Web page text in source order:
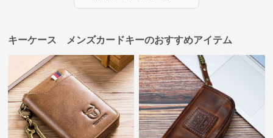
キーケース メンズカードキーのおすすめアイテム